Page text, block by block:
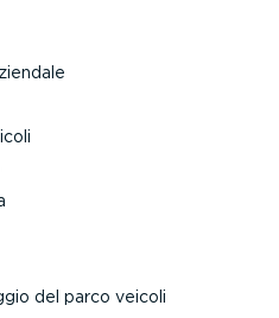
del parco veicoli